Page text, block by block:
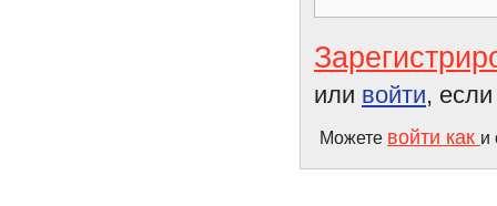
или войти,
Можете войти как и